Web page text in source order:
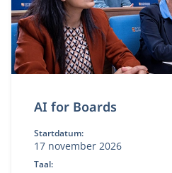
AI for Boards
Startdatum:
17 november 2026
Taal: